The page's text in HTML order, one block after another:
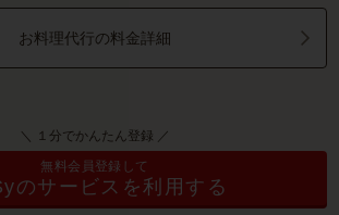
お料理代行の料金詳細
＼ １分でかんたん登録 ／
無料会員登録して
のサービスを利用する